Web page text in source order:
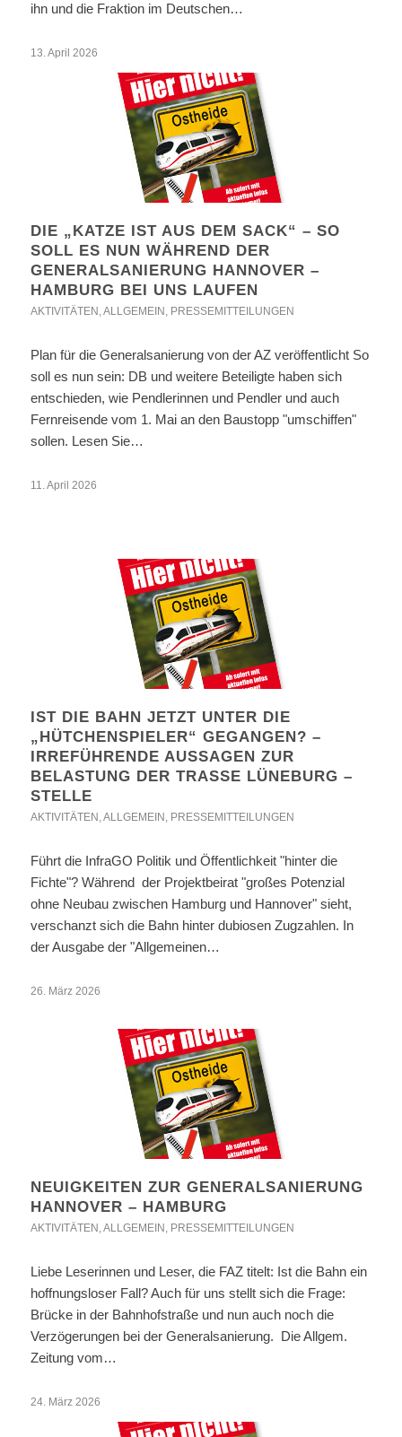
ihn und die Fraktion im Deutschen…
13. April 2026
DIE „KATZE IST AUS DEM SACK“ – SO
SOLL ES NUN WÄHREND DER
GENERALSANIERUNG HANNOVER –
HAMBURG BEI UNS LAUFEN
AKTIVITÄTEN ,ALLGEMEIN , PRESSEMITTEILUNGEN
Plan für die Generalsanierung von der AZ veröffentlicht So
soll es nun sein: DB und weitere Beteiligte haben sich
entschieden, wie Pendlerinnen und Pendler und auch
Fernreisende vom 1. Mai an den Baustopp "umschiffen"
sollen. Lesen Sie…
11. April 2026
IST DIE BAHN JETZT UNTER DIE
„HÜTCHENSPIELER“ GEGANGEN? –
IRREFÜHRENDE AUSSAGEN ZUR
BELASTUNG DER TRASSE LÜNEBURG –
STELLE
AKTIVITÄTEN ,ALLGEMEIN , PRESSEMITTEILUNGEN
Führt die InfraGO Politik und Öffentlichkeit "hinter die
Fichte"? Während der Projektbeirat "großes Potenzial
ohne Neubau zwischen Hamburg und Hannover" sieht,
verschanzt sich die Bahn hinter dubiosen Zugzahlen. In
der Ausgabe der "Allgemeinen…
26. März 2026
NEUIGKEITEN ZUR GENERALSANIERUNG
HANNOVER – HAMBURG
AKTIVITÄTEN ,ALLGEMEIN , PRESSEMITTEILUNGEN
Liebe Leserinnen und Leser, die FAZ titelt: Ist die Bahn ein
hoffnungsloser Fall? Auch für uns stellt sich die Frage:
Brücke in der Bahnhofstraße und nun auch noch die
Verzögerungen bei der Generalsanierung. Die Allgem.
Zeitung vom…
24. März 2026